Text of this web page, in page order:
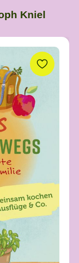
Kniel